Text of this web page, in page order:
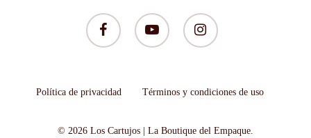
facebook youtube instagram
Política de privacidad Términos y condiciones de uso
© 2026 Los Cartujos | La Boutique del Empaque.